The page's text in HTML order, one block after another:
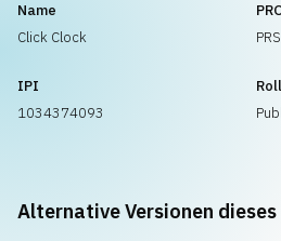
Name
Click Clock
IPI
1034374093
Alternative Versionen